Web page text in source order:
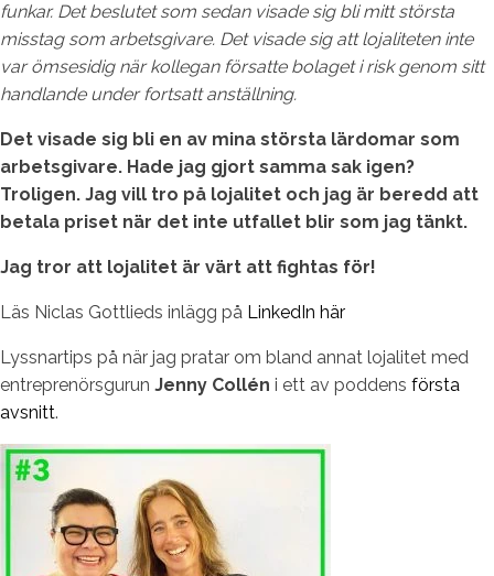
funkar. Det beslutet som sedan visade sig bli mitt största
misstag som arbetsgivare. Det visade sig att lojaliteten inte
var ömsesidig när kollegan försatte bolaget i risk genom sitt
handlande under fortsatt anställning.
Det visade sig bli en av mina största lärdomar som
arbetsgivare. Hade jag gjort samma sak igen?
Troligen. Jag vill tro på lojalitet och jag är beredd att
betala priset när det inte utfallet blir som jag tänkt.
Jag tror att lojalitet är värt att fightas för!
Läs Niclas Gottlieds inlägg på LinkedIn här
Lyssnartips på när jag pratar om bland annat lojalitet med
entreprenörsgurun Jenny Collén i ett av poddens första
avsnitt.